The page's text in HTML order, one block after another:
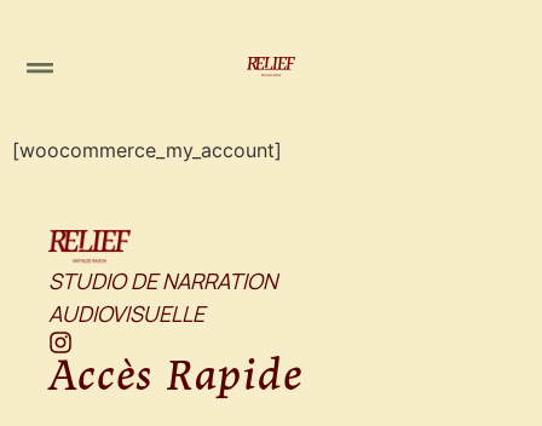
[woocommerce_my_account]
STUDIO DE NARRATION
AUDIOVISUELLE
Accès Rapide